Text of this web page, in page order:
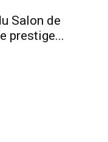
Salon de
prestige...